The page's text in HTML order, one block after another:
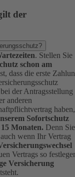
der
. Stellen Sie
schon am
dass die erste
der Antragsstellung
anderen
haben,
Sofortschutz
Monaten. Denn Sie
wenn Ihr Vertrag
Vertrags so
Versicherung